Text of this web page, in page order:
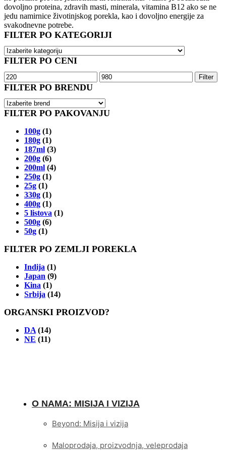
dovoljno proteina, zdravih masti, minerala, vitamina B12 ako se ne
jedu namirnice životinjskog porekla, kao i dovoljno energije za
svakodnevne potrebe.
FILTER PO KATEGORIJI
FILTER PO CENI
Minimalna
cena
Maksimalna
cena
Filter
FILTER PO BRENDU
FILTER PO PAKOVANJU
100g (1)
180g (1)
187ml (3)
200g (6)
200ml (4)
250g (1)
25g (1)
330g (1)
400g (1)
5 listova (1)
500g (6)
50g (1)
FILTER PO ZEMLJI POREKLA
Indija (1)
Japan (9)
Kina (1)
Srbija (14)
ORGANSKI PROIZVOD?
DA (14)
NE (11)
O NAMA: MISIJA I VIZIJA
Beyond: Misija i vizija
Maloprodaja, proizvodnja, veleprodaja